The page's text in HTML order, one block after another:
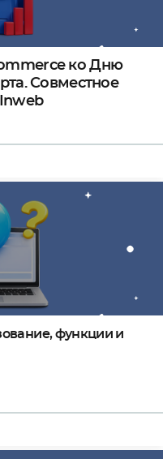
ко Дню
Совместное
функции и